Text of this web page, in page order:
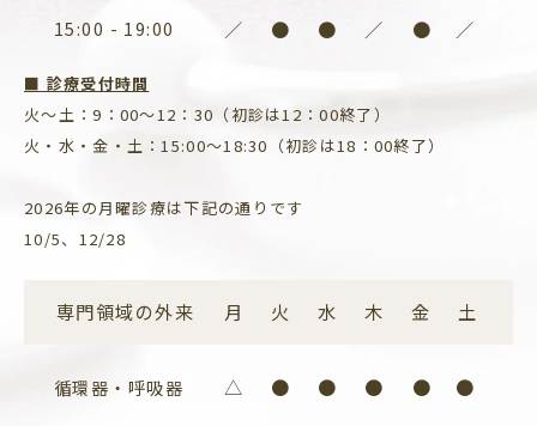
15:00 - 19:00 ／ ● ● ／ ● ／
■ 診療受付時間
火〜土：9：00～12：30（初診は12：00終了）
火・水・金・土：15:00～18:30（初診は18：00終了）
2026年の月曜診療は下記の通りです
10/5、12/28
専門領域の外来 月 火 水 木 金 土
循環器・呼吸器 △ ● ● ● ● ●